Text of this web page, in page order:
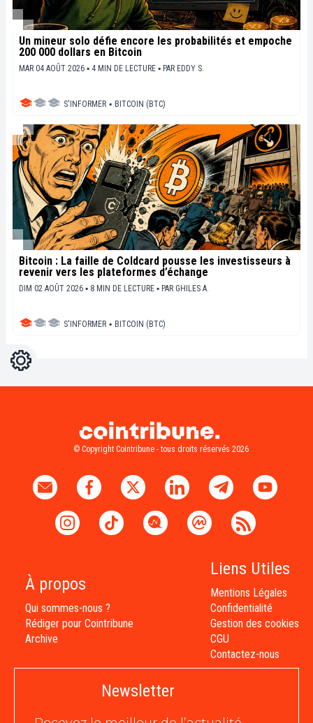
Un mineur solo défie encore les probabilités et empoche
200 000 dollars en Bitcoin
MAR 04 AOÛT 2026 ▪ 4 MIN DE LECTURE ▪ PAR EDDY S.
S'INFORMER ▪ BITCOIN (BTC)
Bitcoin : La faille de Coldcard pousse les investisseurs à
revenir vers les plateformes d’échange
DIM 02 AOÛT 2026 ▪ 8 MIN DE LECTURE ▪ PAR GHILES A.
S'INFORMER ▪ BITCOIN (BTC)
Réglages
© Copyright Cointribune - tous droits réservés 2026
À propos
Qui sommes-nous ?
Rédiger pour Cointribune
Archive
Liens Utiles
Mentions Légales
Confidentialité
Gestion des cookies
CGU
Contactez-nous
Newsletter